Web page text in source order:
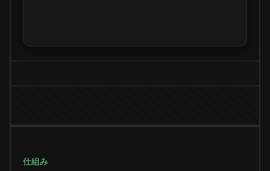
仕組み